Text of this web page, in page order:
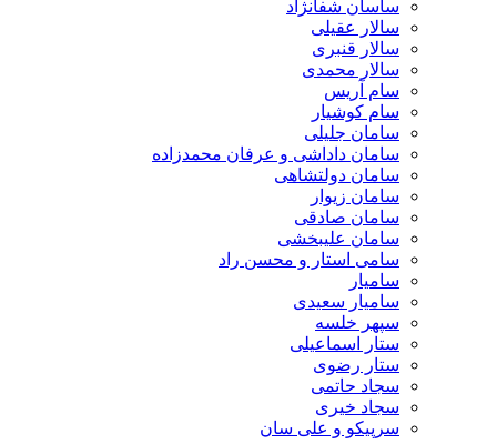
ساسان شفانژاد
سالار عقیلی
سالار قنبری
سالار محمدی
سام آریس
سام کوشیار
سامان جلیلی
سامان داداشی و عرفان محمدزاده
سامان دولتشاهی
سامان زیوار
سامان صادقی
سامان علیبخشی
سامی استار و محسن راد
سامیار
سامیار سعیدی
سپهر خلسه
ستار اسماعیلی
ستار رضوی
سجاد حاتمی
سجاد خیری
سرپیکو و علی سان